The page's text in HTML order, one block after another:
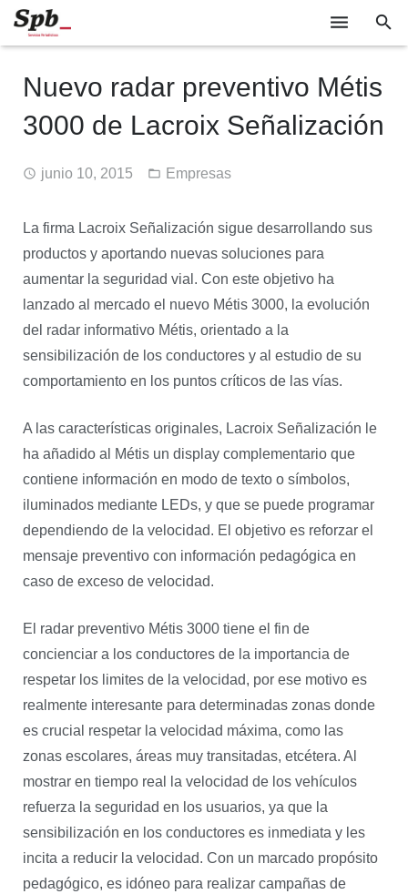
INDUSTRIA
EVENTOS
GABINETE DE PRENSA
Nuevo radar preventivo Métis
3000 de Lacroix Señalización
junio 10, 2015 Empresas
La firma Lacroix Señalización sigue desarrollando sus
productos y aportando nuevas soluciones para
aumentar la seguridad vial. Con este objetivo ha
lanzado al mercado el nuevo Métis 3000, la evolución
del radar informativo Métis, orientado a la
sensibilización de los conductores y al estudio de su
comportamiento en los puntos críticos de las vías.
A las características originales, Lacroix Señalización le
ha añadido al Métis un display complementario que
contiene información en modo de texto o símbolos,
iluminados mediante LEDs, y que se puede programar
dependiendo de la velocidad. El objetivo es reforzar el
mensaje preventivo con información pedagógica en
caso de exceso de velocidad.
El radar preventivo Métis 3000 tiene el fin de
concienciar a los conductores de la importancia de
respetar los limites de la velocidad, por ese motivo es
realmente interesante para determinadas zonas donde
es crucial respetar la velocidad máxima, como las
zonas escolares, áreas muy transitadas, etcétera. Al
mostrar en tiempo real la velocidad de los vehículos
refuerza la seguridad en los usuarios, ya que la
sensibilización en los conductores es inmediata y les
incita a reducir la velocidad. Con un marcado propósito
pedagógico, es idóneo para realizar campañas de